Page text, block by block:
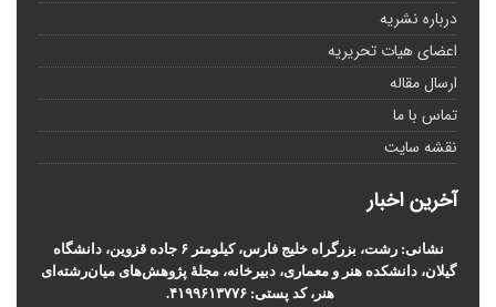
درباره نشریه
اعضای هیات تحریریه
ارسال مقاله
تماس با ما
نقشه سایت
آخرین اخبار
نشانی: رشت، بزرگراه خلیج فارس، کیلومتر ۶ جاده قزوین، دانشگاه
گیلان، دانشکده هنر و معماری، دبیرخانه، مجلۀ پژوهش‌های میان‌رشته‌ای
هنر، کد پستی: ۴۱۹۹۶۱۳۷۷۶.